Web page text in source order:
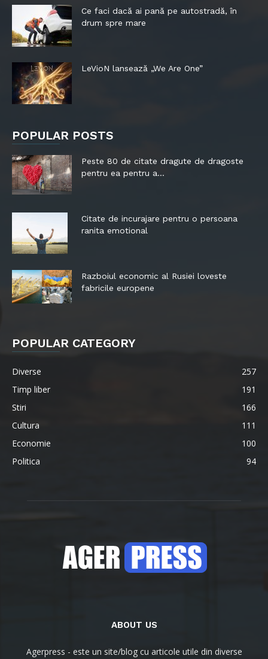
Ce faci dacă ai pană pe autostradă, în
drum spre mare
LeVioN lansează „We Are One”
POPULAR POSTS
Peste 80 de citate dragute de dragoste
pentru ea pentru a...
Citate de incurajare pentru o persoana
ranita emotional
Razboiul economic al Rusiei loveste
fabricile europene
POPULAR CATEGORY
Diverse
257
Timp liber
191
Stiri
166
Cultura
111
Economie
100
Politica
94
ABOUT US
Agerpress - este un site/blog cu articole utile din diverse